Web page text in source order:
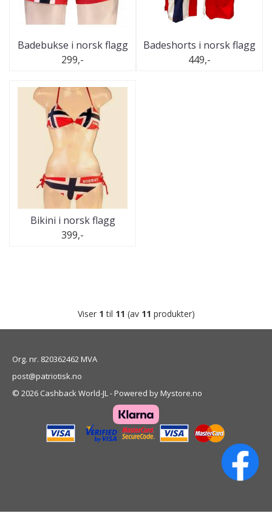
Badebukse i norsk flagg
299,-
Badeshorts i norsk flagg
449,-
Bikini i norsk flagg
399,-
Viser 1 til 11 (av 11 produkter)
Org. nr. 820362462 MVA
post@patriotisk.no
© 2026 Cashback World-JL - Powered byMystore.no